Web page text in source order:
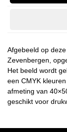
Afgebeeld op
Zevenbergen,
Het beeld wordt
een CMYK
afmeting van
geschikt voor